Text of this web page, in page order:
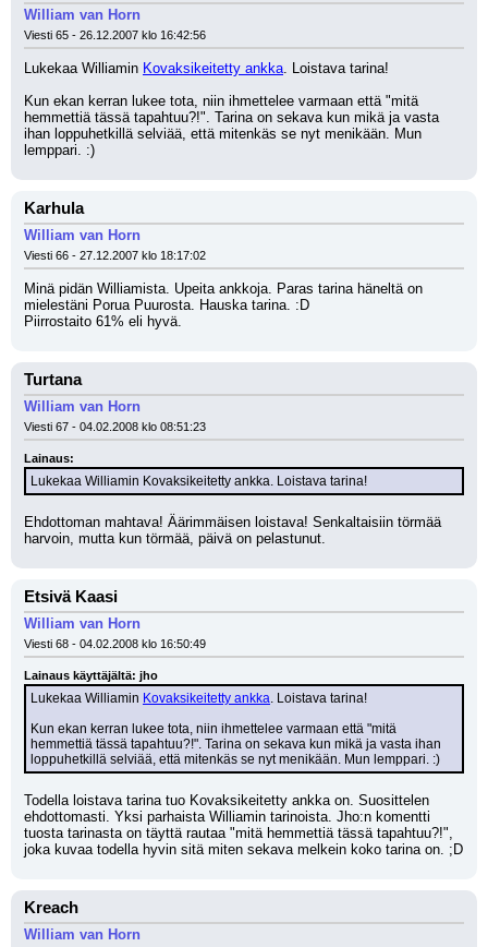
William van Horn
Viesti 65 - 26.12.2007 klo 16:42:56
Lukekaa Williamin Kovaksikeitetty ankka. Loistava tarina!
Kun ekan kerran lukee tota, niin ihmettelee varmaan että "mitä
hemmettiä tässä tapahtuu?!". Tarina on sekava kun mikä ja vasta
ihan loppuhetkillä selviää, että mitenkäs se nyt menikään. Mun
lemppari. :)
Karhula
William van Horn
Viesti 66 - 27.12.2007 klo 18:17:02
Minä pidän Williamista. Upeita ankkoja. Paras tarina häneltä on
mielestäni Porua Puurosta. Hauska tarina. :D
Piirrostaito 61% eli hyvä.
Turtana
William van Horn
Viesti 67 - 04.02.2008 klo 08:51:23
Lainaus:
Lukekaa Williamin Kovaksikeitetty ankka. Loistava tarina!
Ehdottoman mahtava! Äärimmäisen loistava! Senkaltaisiin törmää
harvoin, mutta kun törmää, päivä on pelastunut.
Etsivä Kaasi
William van Horn
Viesti 68 - 04.02.2008 klo 16:50:49
Lainaus käyttäjältä: jho
Lukekaa Williamin Kovaksikeitetty ankka. Loistava tarina!
Kun ekan kerran lukee tota, niin ihmettelee varmaan että "mitä
hemmettiä tässä tapahtuu?!". Tarina on sekava kun mikä ja vasta ihan
loppuhetkillä selviää, että mitenkäs se nyt menikään. Mun lemppari. :)
Todella loistava tarina tuo Kovaksikeitetty ankka on. Suosittelen
ehdottomasti. Yksi parhaista Williamin tarinoista. Jho:n komentti
tuosta tarinasta on täyttä rautaa "mitä hemmettiä tässä tapahtuu?!",
joka kuvaa todella hyvin sitä miten sekava melkein koko tarina on. ;D
Kreach
William van Horn